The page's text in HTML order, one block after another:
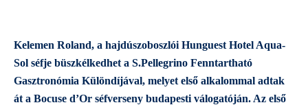
Kelemen Roland, a hajdúszoboszlói Hunguest Hotel Aqua-
Sol séfje büszkélkedhet a S.Pellegrino Fenntartható
Gasztronómia Különdíjával, melyet első alkalommal adtak
át a Bocuse d’Or séfverseny budapesti válogatóján. Az első